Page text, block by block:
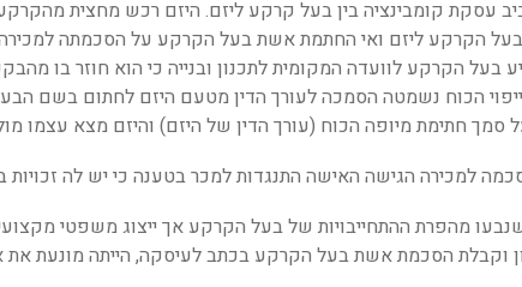
עסקת קומבינציה בין בעל קרקע ליזם. היזם רכש מחצית
הקרקע ליזם ואי החתמת אשת בעל הקרקע על הסכמתה למכירה
בעל הקרקע לוועדה המקומית לתכנון ובנייה כי הוא חוזר בו
הכוח נשמטה הסמכה לעורך הדין מטעם היזם לחתום בשם
סמך חתימת מיופה הכוח (עורך הדין של היזם) והיזם מצא עצמו
למכירה הגישה האישה התנגדות למכר בטענה כי יש לה
מהפרת ההתחייבויות של בעל הקרקע אך ייצוג משפטי
וקבלת הסכמת אשת בעל הקרקע בכתב לעיסקה, הייתה מונעת את